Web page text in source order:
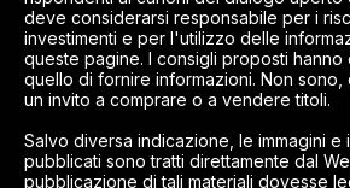
deve considerarsi responsabile per i
investimenti e per l'utilizzo delle
queste pagine. I consigli proposti
quello di fornire informazioni. Non
un invito a comprare o a vendere titoli.
Salvo diversa indicazione, le immagini e
pubblicati sono tratti direttamente dal
pubblicazione di tali materiali dovesse